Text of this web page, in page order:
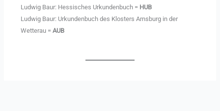
Ludwig Baur: Hessisches Urkundenbuch = HUB
Ludwig Baur: Urkundenbuch des Klosters Arnsburg in der
Wetterau =AUB